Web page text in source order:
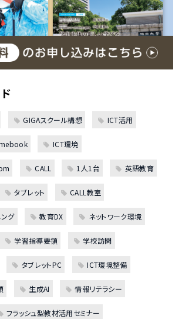
GIGAスクール構想 ICT活用
ICT環境
CALL 1人1台 英語教育
タブレット CALL教室
ング 教育DX ネットワーク環境
学習指導要領 学校訪問
タブレットPC ICT環境整備
生成AI 情報リテラシー
フラッシュ型教材活用セミナー